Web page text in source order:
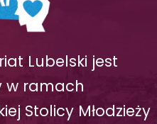
Lubelski jest
w ramach
Stolicy Młodzieży